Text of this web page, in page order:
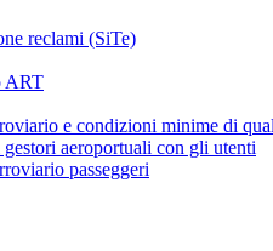
reclami (SiTe)
ART
e condizioni minime di
aeroportuali con gli utenti
passeggeri